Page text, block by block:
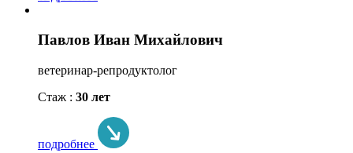
Павлов Иван Михайлович
ветеринар-репродуктолог
Стаж : 30 лет
подробнее